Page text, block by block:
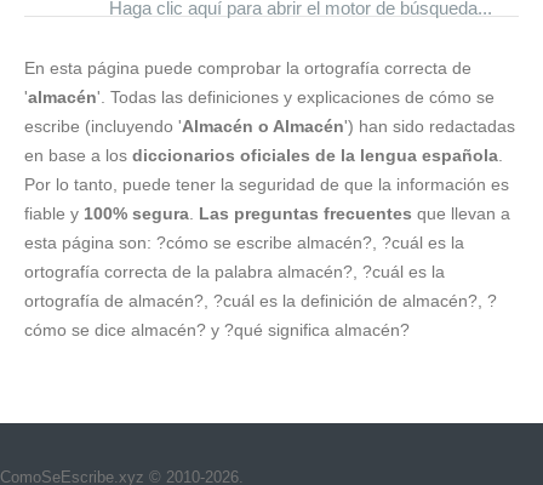
Haga clic aquí para abrir el motor de búsqueda...
En esta página puede comprobar la ortografía correcta de
'almacén'. Todas las definiciones y explicaciones de cómo se
escribe (incluyendo 'Almacén o Almacén') han sido redactadas
en base a los diccionarios oficiales de la lengua española
Por lo tanto, puede tener la seguridad de que la información es
fiable y 100% segura Las preguntas frecuentes que llevan a
esta página son: ?cómo se escribe almacén?, ?cuál es la
ortografía correcta de la palabra almacén?, ?cuál es la
ortografía de almacén?, ?cuál es la definición de almacén?, ?
cómo se dice almacén? y ?qué significa almacén?
ComoSeEscribe.xyz © 2010-2026.